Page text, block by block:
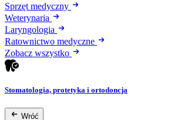
Sprzęt medyczny
Weterynaria
Laryngologia
Ratownictwo medyczne
Zobacz wszystko
Stomatologia, protetyka i ortodoncja
Wróć